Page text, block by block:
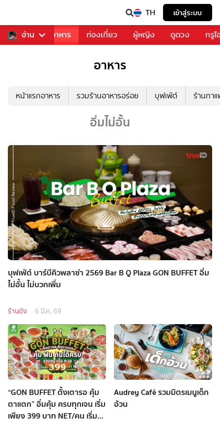
TH เข้าสู่ระบบ
อ่าน
การเพลง อาหาร ท่องเที่ยว ผู้หญิง ดูดวง ทรู
อาหาร
หน้าแรกอาหาร รวมร้านอาหารอร่อย บุฟเฟ่ต์ ร้านกา
อิ่มไม่อั้น
บุฟเฟ่ต์ บาร์บีคิวพลาซ่า 2569 Bar B Q Plaza GON BUFFET อิ่ม
ไม่อั้น ไม่บวกเพิ่ม
ร้านดัง 6 มี.ค. 69
“GON BUFFET ตั้งเตารอ คุ้ม
ตาแตก” อิ่มคุ้ม ครบทุกเจน เริ่ม
เพียง 399 บาท NET/คน เริ่ม14
Audrey Café รวมมิตรเมนูเด็ก
อ้วน